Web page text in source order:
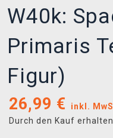
W40k:
Primaris
Figur)
26,99 €
inkl.
Durch den Kauf